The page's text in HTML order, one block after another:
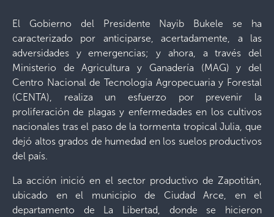
El Gobierno del Presidente Nayib Bukele se ha
caracterizado por anticiparse, acertadamente, a las
adversidades y emergencias; y ahora, a través del
Ministerio de Agricultura y Ganadería (MAG) y del
Centro Nacional de Tecnología Agropecuaria y Forestal
(CENTA), realiza un esfuerzo por prevenir la
proliferación de plagas y enfermedades en los cultivos
nacionales tras el paso de la tormenta tropical Julia, que
dejó altos grados de humedad en los suelos productivos
del país.
La acción inició en el sector productivo de Zapotitán,
ubicado en el municipio de Ciudad Arce, en el
departamento de La Libertad, donde se hicieron